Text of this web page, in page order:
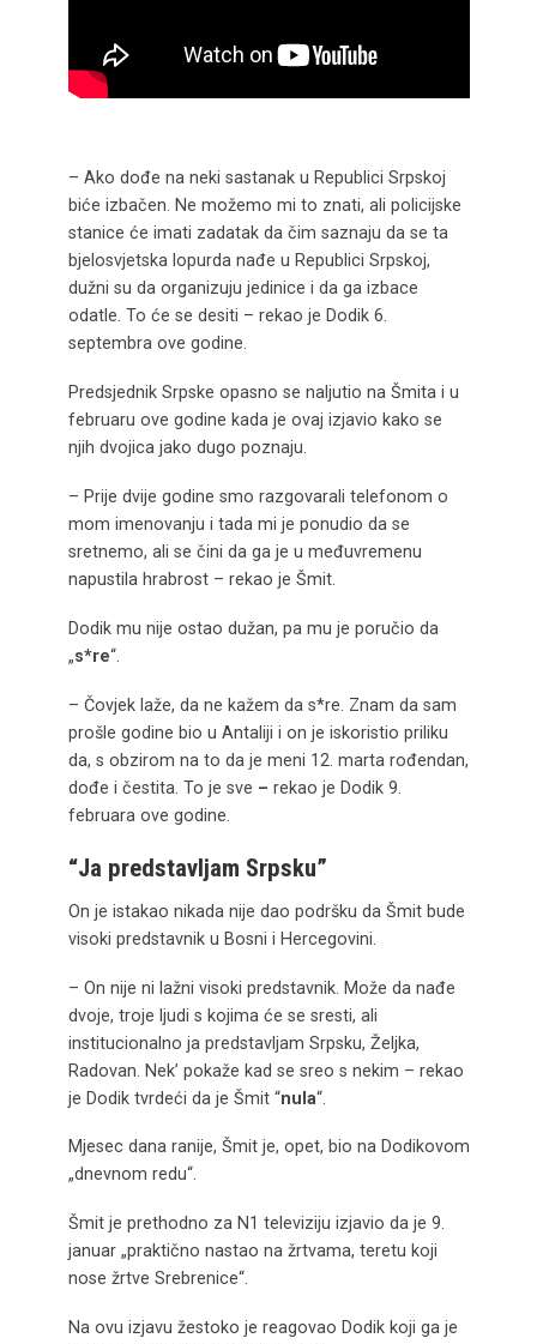
– Ako dođe na neki sastanak u Republici Srpskoj
biće izbačen. Ne možemo mi to znati, ali policijske
stanice će imati zadatak da čim saznaju da se ta
bjelosvjetska lopurda nađe u Republici Srpskoj,
dužni su da organizuju jedinice i da ga izbace
odatle. To će se desiti – rekao je Dodik 6.
septembra ove godine.
Predsjednik Srpske opasno se naljutio na Šmita i u
februaru ove godine kada je ovaj izjavio kako se
njih dvojica jako dugo poznaju.
– Prije dvije godine smo razgovarali telefonom o
mom imenovanju i tada mi je ponudio da se
sretnemo, ali se čini da ga je u međuvremenu
napustila hrabrost – rekao je Šmit.
Dodik mu nije ostao dužan, pa mu je poručio da
„s*re“.
– Čovjek laže, da ne kažem da s*re. Znam da sam
prošle godine bio u Antaliji i on je iskoristio priliku
da, s obzirom na to da je meni 12. marta rođendan,
dođe i čestita. To je sve – rekao je Dodik 9.
februara ove godine.
“Ja predstavljam Srpsku”
On je istakao nikada nije dao podršku da Šmit bude
visoki predstavnik u Bosni i Hercegovini.
– On nije ni lažni visoki predstavnik. Može da nađe
dvoje, troje ljudi s kojima će se sresti, ali
institucionalno ja predstavljam Srpsku, Željka,
Radovan. Nek’ pokaže kad se sreo s nekim – rekao
je Dodik tvrdeći da je Šmit “nula“.
Mjesec dana ranije, Šmit je, opet, bio na Dodikovom
„dnevnom redu“.
Šmit je prethodno za N1 televiziju izjavio da je 9.
januar „praktično nastao na žrtvama, teretu koji
nose žrtve Srebrenice“.
Na ovu izjavu žestoko je reagovao Dodik koji ga je